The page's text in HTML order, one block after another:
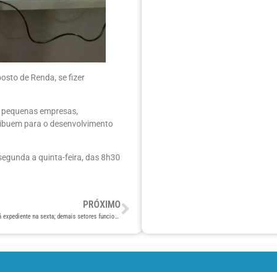
de Renda, se fizer
empresas,
para o desenvolvimento
a quinta-feira, das 8h30
PRÓXIMO
Secretaria de Fazenda de Cabo Frio não terá expediente na sexta; demais setores funcionam normalmente